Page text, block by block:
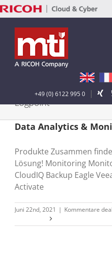
Zum
Inhalt
springen
+49 (0) 6122 995 0 |
Logpoint
Data Analytics &
Produkte Zusammen
Lösung! Monitoring
CloudIQ Backup Eagle
Activate
Juni 22nd, 2021 | Kommentare